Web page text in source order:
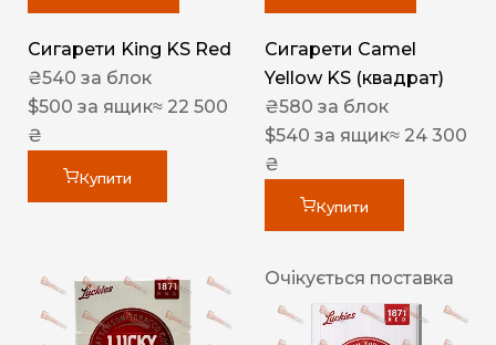
Сигарети King KS Red
₴540 за блок
$500 за ящик≈ 22 500
₴
Купити
Сигарети Camel
Yellow KS (квадрат)
₴580 за блок
$540 за ящик≈ 24 300
₴
Купити
Очікується поставка